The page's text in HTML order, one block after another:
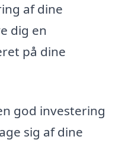
af dine
dig en
på dine
god investering
sig af dine